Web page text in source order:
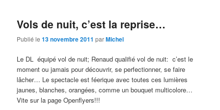
Vols de nuit, c’est la reprise…
Publié le13 novembre 2011 parMichel
Le DL équipé vol de nuit; Renaud qualifié vol de nuit: c’est le
moment ou jamais pour découvrir, se perfectionner, se faire
lâcher… Le spectacle est féerique avec toutes ces lumières
jaunes, blanches, orangées, comme un bouquet multicolore…
Vite sur la page Openflyers!!!